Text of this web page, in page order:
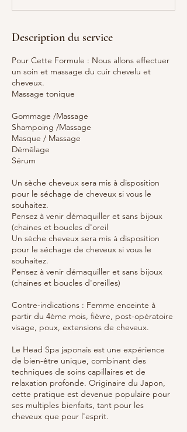
n
Description du service
Pour Cette Formule : Nous allons effectuer
un soin et massage du cuir chevelu et
cheveux.
Massage tonique
Gommage /Massage
Shampoing /Massage
Masque / Massage
Démêlage
Sérum
Un sèche cheveux sera mis à disposition
pour le séchage de cheveux si vous le
souhaitez.
Pensez à venir démaquiller et sans bijoux
(chaines et boucles d'oreil
Un sèche cheveux sera mis à disposition
pour le séchage de cheveux si vous le
souhaitez.
Pensez à venir démaquiller et sans bijoux
(chaines et boucles d'oreilles)
Contre-indications : Femme enceinte à
partir du 4ème mois, fièvre, post-opératoire
visage, poux, extensions de cheveux.
Le Head Spa japonais est une expérience
de bien-être unique, combinant des
techniques de soins capillaires et de
relaxation profonde. Originaire du Japon,
cette pratique est devenue populaire pour
ses multiples bienfaits, tant pour les
cheveux que pour l'esprit.